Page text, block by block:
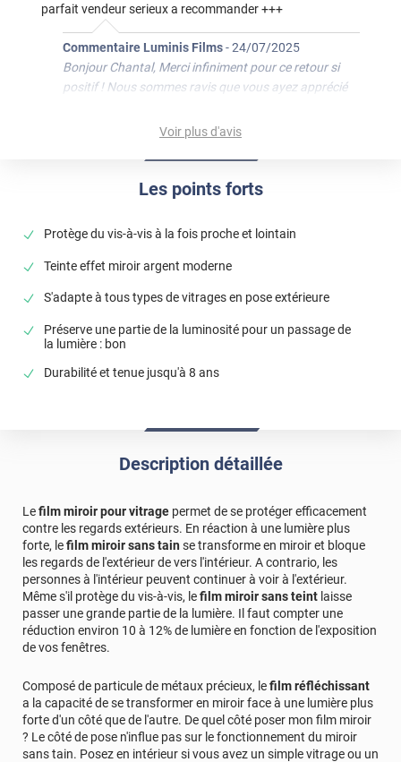
Les points forts
Protège du vis-à-vis à la fois proche et lointain
Teinte effet miroir argent moderne
S'adapte à tous types de vitrages en pose extérieure
Préserve une partie de la luminosité pour un passage de
la lumière : bon
Durabilité et tenue jusqu'à 8 ans
parfait vendeur serieux a recommander +++
Commentaire Luminis Films-24/07/2025
Bonjour Chantal, Merci infiniment pour ce retour si
positif ! Nous sommes ravis que vous ayez apprécié
journée, L'équipe Luminis Films
Il y a 699 jours
Pose facile, dimension respectée, parfait !
Reste de trace gouttes sous le film qui ne part pas
*****
Il y a 1015 jours
installation du film.
*****
Il y a 1042 jours
*****
Il y a 1081 jours
*****
Il y a 1222 jours
Très bon produit. Dommage que la société DPD, société de
livraison, ne soit pas aussi professionnel que vous.
*****
Il y a 1273 jours
Très bien mais difficile à poser soi même !
*****
Il y a 1343 jours
*****
Il y a 1457 jours
Todo ha ido genial
*****
Il y a 1822 jours
Voir plus d'avis
Description détaillée
Lefilm miroir pour vitrage permet de se protéger efficacement
contre les regards extérieurs. En réaction à une lumière plus
forte, lefilm miroir sans tainse transforme en miroir et bloque
les regards de l'extérieur de vers l'intérieur. A contrario, les
personnes à l'intérieur peuvent continuer à voir à l'extérieur.
Même s'il protège du vis-à-vis, lefilm miroir sans teint laisse
passer une grande partie de la lumière. Il faut compter une
réduction environ 10 à 12% de lumière en fonction de l'exposition
de vos fenêtres.
Composé de particule de métaux précieux, lefilm réfléchissant
a la capacité de se transformer en miroir face à une lumière plus
forte d'un côté que de l'autre. De quel côté poser mon film miroir
? Le côté de pose n'influe pas sur le fonctionnement du miroir
sans tain. Posez en intérieur si vous avez un simple vitrage ou un